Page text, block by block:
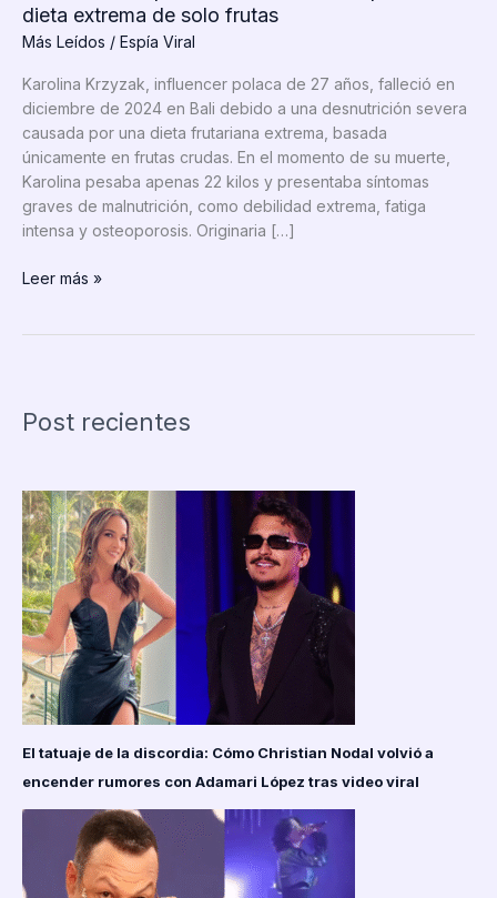
dieta extrema de solo frutas
Más Leídos / Espía Viral
Karolina Krzyzak, influencer polaca de 27 años, falleció en
diciembre de 2024 en Bali debido a una desnutrición severa
causada por una dieta frutariana extrema, basada
únicamente en frutas crudas. En el momento de su muerte,
Karolina pesaba apenas 22 kilos y presentaba síntomas
graves de malnutrición, como debilidad extrema, fatiga
intensa y osteoporosis. Originaria […]
La
27
una
dieta
extrema
de
solo
frutas
Leer más »
Post recientes
El tatuaje de la discordia: Cómo Christian Nodal volvió a
encender rumores con Adamari López tras video viral